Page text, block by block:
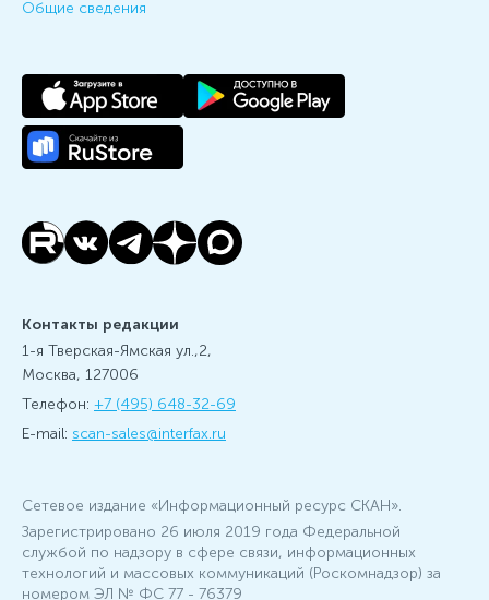
Общие сведения
Сетевое издание «Информационный ресурс СКАН».
Зарегистрировано 26 июля 2019 года Федеральной
службой по надзору в сфере связи, информационных
технологий и массовых коммуникаций (Роскомнадзор) за
номером ЭЛ № ФС 77 - 76379
Контакты редакции
1-я Тверская-Ямская ул.,2,
Москва, 127006
Телефон: +7 (495) 648-32-69
E-mail: scan-sales@interfax.ru